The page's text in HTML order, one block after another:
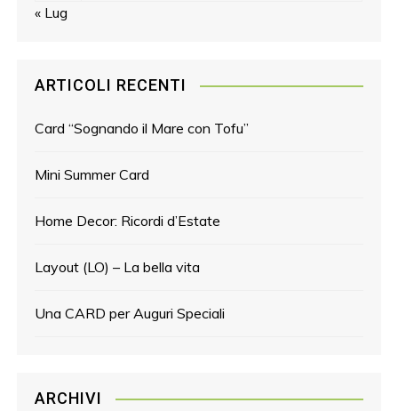
« Lug
ARTICOLI RECENTI
Card “Sognando il Mare con Tofu”
Mini Summer Card
Home Decor: Ricordi d’Estate
Layout (LO) – La bella vita
Una CARD per Auguri Speciali
ARCHIVI